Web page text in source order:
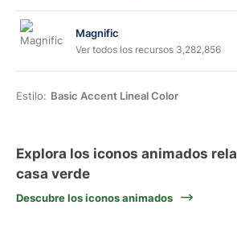
Magnific
Ver todos los recursos 3,282,856
Estilo: Basic Accent Lineal Color
Explora los iconos animados
casa verde
Descubre los iconos animados